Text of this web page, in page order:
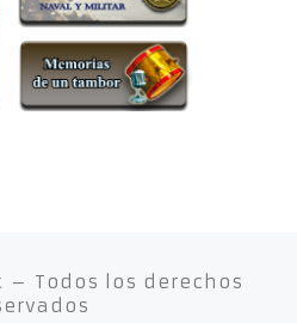
– Todos los derechos